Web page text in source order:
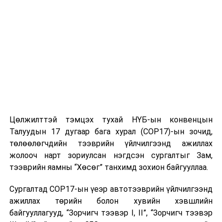
Цөлжилттэй тэмцэх тухай НҮБ-ын конвенцын
Талуудын 17 дугаар бага хурал (COP17)-ын зочид,
төлөөлөгчдийн тээврийн үйлчилгээнд ажиллах
жолооч нарт зориулсан нэгдсэн сургалтыг Зам,
тээврийн яамны “Хөсөг” танхимд зохион байгууллаа.
Сургалтад COP17-ын үеэр автотээврийн үйлчилгээнд
ажиллах төрийн болон хувийн хэвшлийн
байгууллагууд, “Зорчигч тээвэр I, II”, “Зорчигч тээвэр